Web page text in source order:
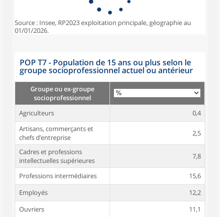
Source : Insee, RP2023 exploitation principale, géographie au
01/01/2026.
POP T7 - Population de 15 ans ou plus selon le
groupe socioprofessionnel actuel ou antérieur
Groupe ou ex-groupe
socioprofessionnel
Agriculteurs
0,4
Artisans, commerçants et
chefs d’entreprise
2,5
Cadres et professions
intellectuelles supérieures
7,8
Professions intermédiaires
15,6
Employés
12,2
Ouvriers
11,1